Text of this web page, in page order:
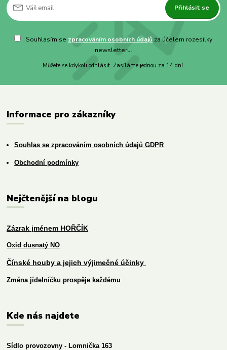
Přihlásit se
Souhlasím se zpracováním osobních údajů za účelem rozesílky
newsletteru.
Můžete se kdykoli odhlásit. Zasíláme jednou za 14 dní.
Informace pro zákazníky
Souhlas se zpracováním osobních údajů GDPR
Obchodní podmínky
Nejčtenější na blogu
Zázrak jménem HOŘČÍK
Oxid dusnatý NO
Čínské houby a jejich výjimečné účinky
Změna jídelníčku prospěje každému
Kde nás najdete
Sídlo provozovny - Lomnička 163